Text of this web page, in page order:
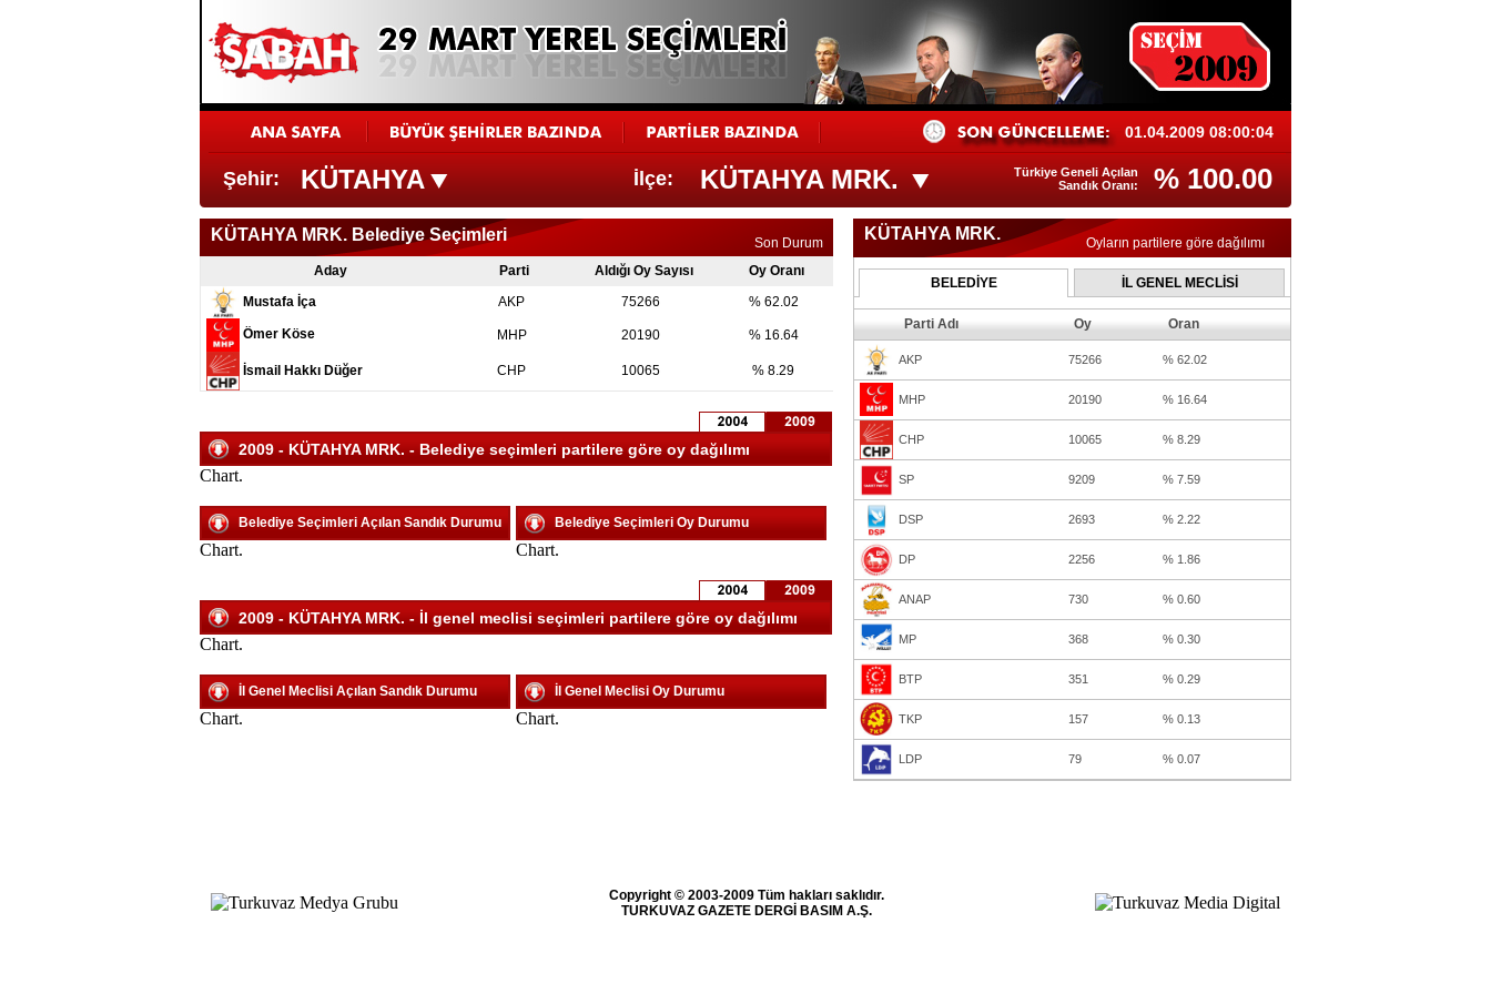
01.04.2009 08:00:04
Şehir: KÜTAHYA İlçe: KÜTAHYA MRK.
Türkiye Geneli Açılan
Sandık Oranı:
% 100.00
KÜTAHYA MRK. Belediye Seçimleri
Son Durum
Aday
Parti Aldığı Oy Sayısı
Oy Oranı
Mustafa İça
AKP 75266 % 62.02
Ömer Köse MHP 20190 % 16.64
İsmail Hakkı Düğer CHP 10065 % 8.29
2009 - KÜTAHYA MRK. - Belediye seçimleri partilere göre oy dağılımı
Chart.
Belediye Seçimleri Açılan Sandık Durumu
Chart.
Belediye Seçimleri Oy Durumu
Chart.
2009 - KÜTAHYA MRK. - İl genel meclisi seçimleri partilere göre oy dağılımı
Chart.
İl Genel Meclisi Açılan Sandık Durumu
Chart.
İl Genel Meclisi Oy Durumu
Chart.
KÜTAHYA MRK. Oyların partilere göre dağılımı
BELEDİYE İL GENEL MECLİSİ
Parti Adı Oy Oran
AKP 75266 % 62.02
MHP 20190 % 16.64
CHP 10065 % 8.29
SP 9209 % 7.59
DSP 2693 % 2.22
DP 2256 % 1.86
ANAP 730 % 0.60
MP 368 % 0.30
BTP 351 % 0.29
TKP 157 % 0.13
LDP 79 % 0.07
Copyright © 2003-2009 Tüm hakları saklıdır.
TURKUVAZ GAZETE DERGİ BASIM A.Ş.